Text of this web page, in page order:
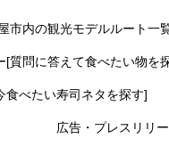
市内の観光モデルルート一
[質問に答えて食べたい物を
食べたい寿司ネタを探す]
広告・プレスリリ